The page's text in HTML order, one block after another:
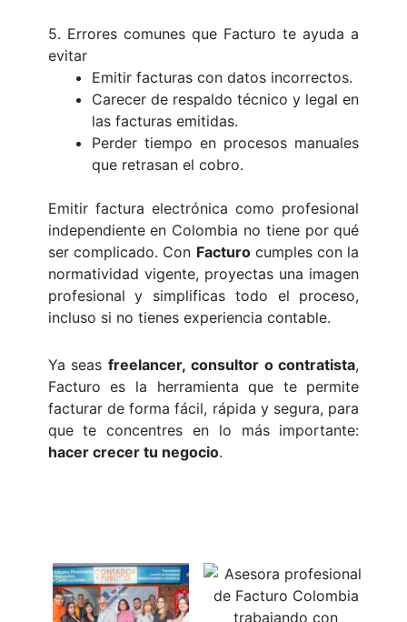
5. Errores comunes que Facturo te ayuda a
evitar
Emitir facturas con datos incorrectos.
Carecer de respaldo técnico y legal en
las facturas emitidas.
Perder tiempo en procesos manuales
que retrasan el cobro.
Emitir factura electrónica como profesional
independiente en Colombia no tiene por qué
ser complicado. Con Facturocumples con la
normatividad vigente, proyectas una imagen
profesional y simplificas todo el proceso,
incluso si no tienes experiencia contable.
Ya seasfreelancer, consultor o contratista,
Facturo es la herramienta que te permite
facturar de forma fácil, rápida y segura, para
que te concentres en lo más importante:
hacer crecer tu negocio.